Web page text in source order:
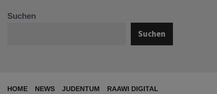
Suchen
Suchen
HOME NEWS JUDENTUM RAAWI DIGITAL